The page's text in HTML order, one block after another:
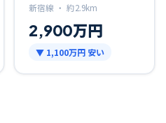
新宿線 ・ 約2.9km
2,900万円
▼ 1,100万円 安い